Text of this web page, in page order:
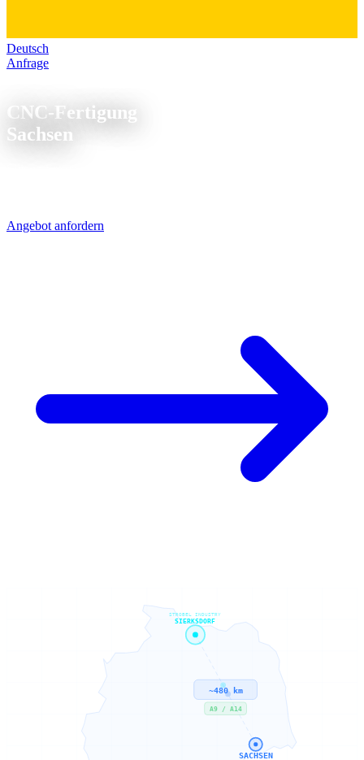
Deutsch
Anfrage
CNC-Fertigung
Sachsen
Angebot anfordern
SIERKSDORF
STROBEL INDUSTRY
SACHSEN
~480 km
A9 / A14